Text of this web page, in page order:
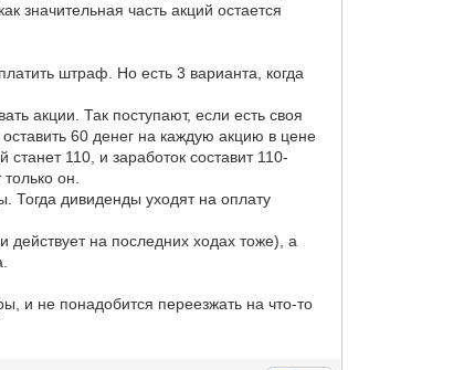
значительная часть акций остается
штраф. Но есть 3 варианта, когда
акции. Так поступают, если есть своя
60 денег на каждую акцию в цене
110, и заработок составит 110-
он.
Тогда дивиденды уходят на оплату
действует на последних ходах тоже), а
и не понадобится переезжать на что-то